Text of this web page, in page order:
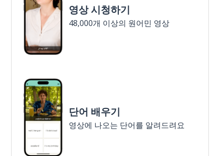
영상 시청하기
48,000개 이상의 원어민 영상
단어 배우기
영상에 나오는 단어를 알려드려요